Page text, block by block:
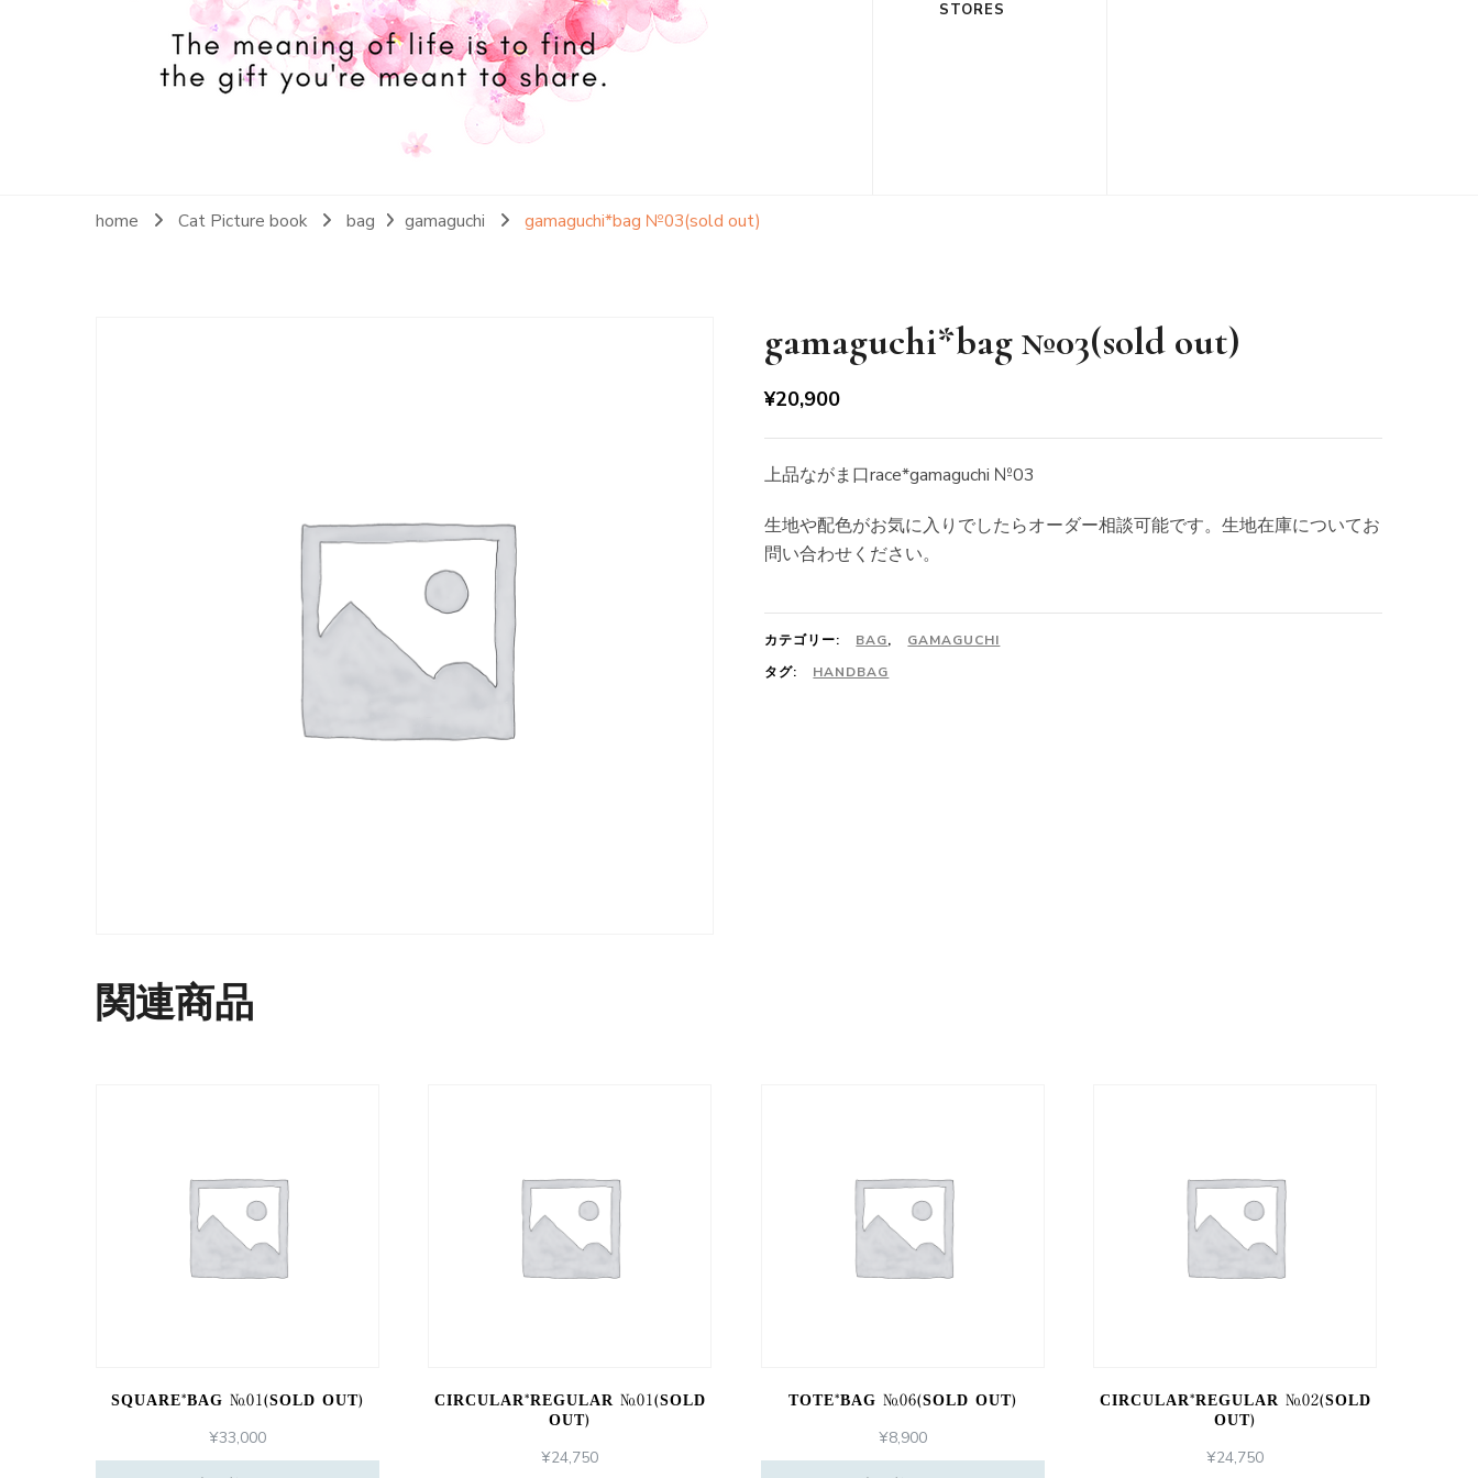
STORES
home Cat Picture book bag gamaguchi gamaguchi*bag №03(sold out)
gamaguchi*bag №03(sold out)
¥20,900
上品ながま口race*gamaguchi №03
生地や配色がお気に入りでしたらオーダー相談可能です。生地在庫についてお
問い合わせください。
カテゴリー: BAG,
GAMAGUCHI
タグ:
HANDBAG
関連商品
SQUARE*BAG №01(SOLD OUT)
¥33,000
CIRCULAR*REGULAR №01(SOLD
OUT)
¥24,750
TOTE*BAG №06(SOLD OUT)
¥8,900
CIRCULAR*REGULAR №02(SOLD
OUT)
¥24,750